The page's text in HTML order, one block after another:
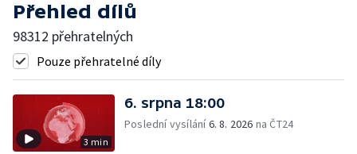
Přehled dílů
98312 přehratelných
Pouze přehratelné díly
3 min
6. srpna 18:00
Poslední vysílání6. 8. 2026 na ČT24